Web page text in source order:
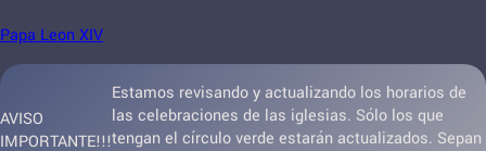
Papa Leon XIV
AVISO
IMPORTANTE!!!
Estamos revisando y actualizando los horarios de
las celebraciones de las iglesias. Sólo los que
tengan el círculo verde estarán actualizados. Sepan